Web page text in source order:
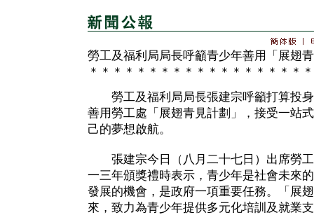
勞工及福利局局長呼籲青少年善用「展翅
＊＊＊＊＊＊＊＊＊＊＊＊＊＊＊＊＊＊
勞工及福利局局長張建宗呼籲打算投身
善用勞工處「展翅青見計劃」，接受一站
己的夢想啟航。
張建宗今日（八月二十七日）出席勞工
一三年頒獎禮時表示，青少年是社會未來
發展的機會，是政府一項重要任務。「展
來，致力為青少年提供多元化培訓及就業